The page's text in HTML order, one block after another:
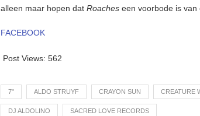
alleen maar hopen dat Roaches een voorbode is van
FACEBOOK
Post Views: 562
7" ALDO STRUYF CRAYON SUN CREATURE
DJ ALDOLINO SACRED LOVE RECORDS